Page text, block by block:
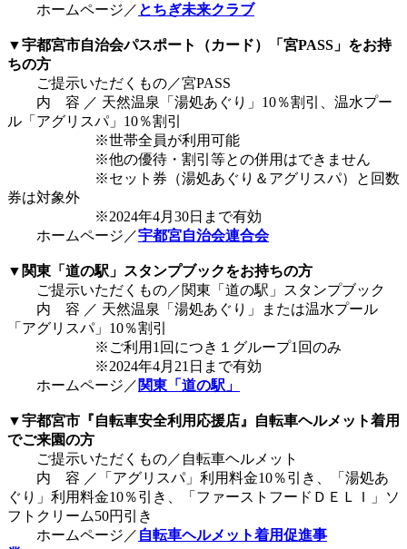
ホームページ／ とちぎ未来クラブ
▼宇都宮市自治会パスポート（カード）「宮PASS」をお持
ちの方
ご提示いただくもの／宮PASS
内 容 ／ 天然温泉「湯処あぐり」10％割引、温水プー
ル「アグリスパ」10％割引
※世帯全員が利用可能
※他の優待・割引等との併用はできません
※セット券（湯処あぐり＆アグリスパ）と回数
券は対象外
※2024年4月30日まで有効
ホームページ／宇都宮自治会連合会
▼関東「道の駅」スタンプブックをお持ちの方
ご提示いただくもの／関東「道の駅」スタンプブック
内 容 ／ 天然温泉「湯処あぐり」または温水プール
「アグリスパ」10％割引
※ご利用1回につき１グループ1回のみ
※2024年4月21日まで有効
ホームページ／ 関東「道の駅」
▼宇都宮市『自転車安全利用応援店』自転車ヘルメット着用
でご来園の方
ご提示いただくもの／自転車ヘルメット
内 容 ／「アグリスパ」利用料金10％引き、「湯処あ
ぐり」利用料金10％引き、「ファーストフードＤＥＬＩ」ソ
フトクリーム50円引き
ホームページ／ 自転車ヘルメット着用促進事